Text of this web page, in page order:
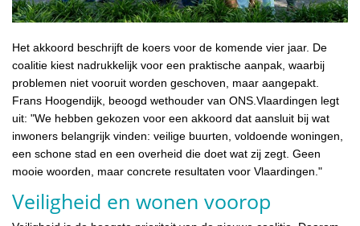
Het akkoord beschrijft de koers voor de komende vier jaar. De
coalitie kiest nadrukkelijk voor een praktische aanpak, waarbij
problemen niet vooruit worden geschoven, maar aangepakt.
Frans Hoogendijk, beoogd wethouder van ONS.Vlaardingen legt
uit: "We hebben gekozen voor een akkoord dat aansluit bij wat
inwoners belangrijk vinden: veilige buurten, voldoende woningen,
een schone stad en een overheid die doet wat zij zegt. Geen
mooie woorden, maar concrete resultaten voor Vlaardingen."
Veiligheid en wonen voorop